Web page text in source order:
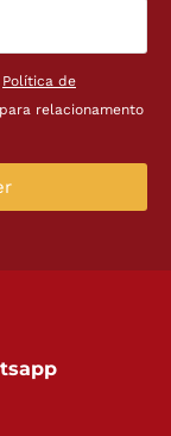
Política de
relacionamento